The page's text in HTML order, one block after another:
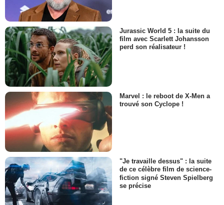
Jurassic World 5 : la suite du
film avec Scarlett Johansson
perd son réalisateur !
Marvel : le reboot de X-Men a
trouvé son Cyclope !
"Je travaille dessus" : la suite
de ce célèbre film de science-
fiction signé Steven Spielberg
se précise